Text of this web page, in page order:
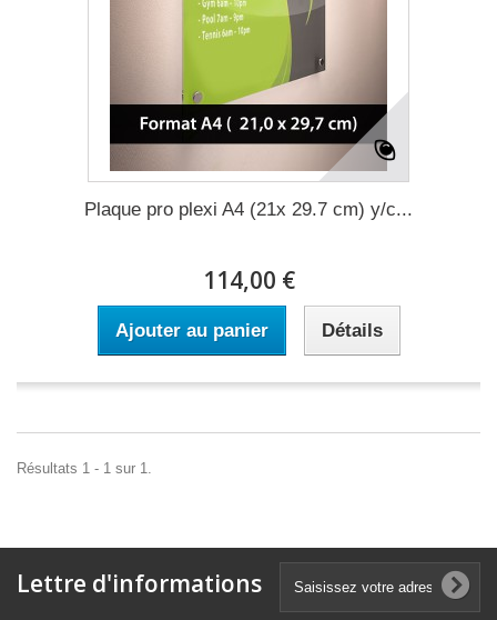
Plaque pro plexi A4 (21x 29.7 cm) y/c...
114,00 €
Ajouter au panier Détails
Résultats 1 - 1 sur 1.
Lettre d'informations